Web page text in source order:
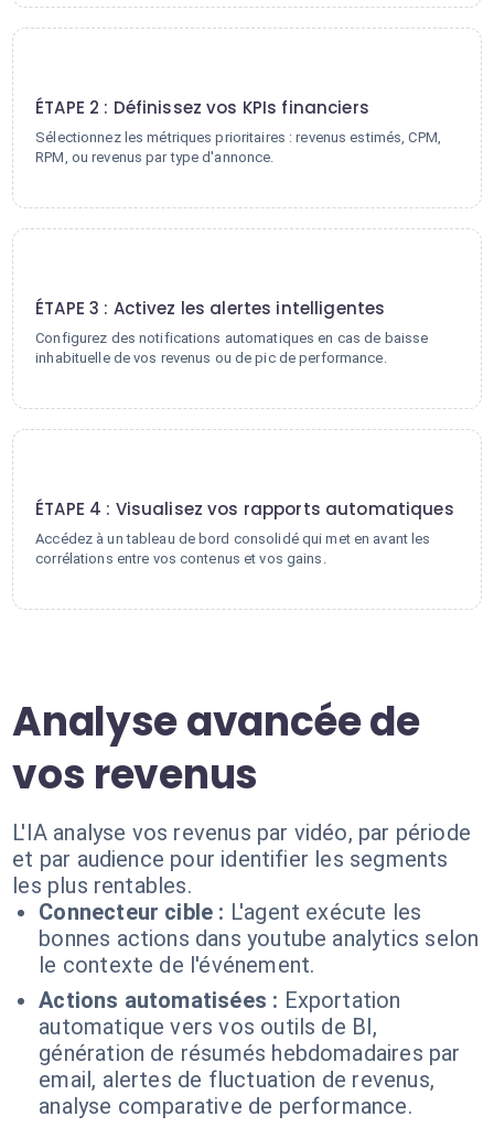
ÉTAPE 2 : Définissez vos KPIs financiers
Sélectionnez les métriques prioritaires : revenus estimés, CPM,
RPM, ou revenus par type d'annonce.
ÉTAPE 3 : Activez les alertes intelligentes
Configurez des notifications automatiques en cas de baisse
inhabituelle de vos revenus ou de pic de performance.
ÉTAPE 4 : Visualisez vos rapports automatiques
Accédez à un tableau de bord consolidé qui met en avant les
corrélations entre vos contenus et vos gains.
Analyse avancée de
vos revenus
L'IA analyse vos revenus par vidéo, par période
et par audience pour identifier les segments
les plus rentables.
Connecteur cible : L'agent exécute les
bonnes actions dans youtube analytics selon
le contexte de l'événement.
Actions automatisées : Exportation
automatique vers vos outils de BI,
génération de résumés hebdomadaires par
email, alertes de fluctuation de revenus,
analyse comparative de performance.